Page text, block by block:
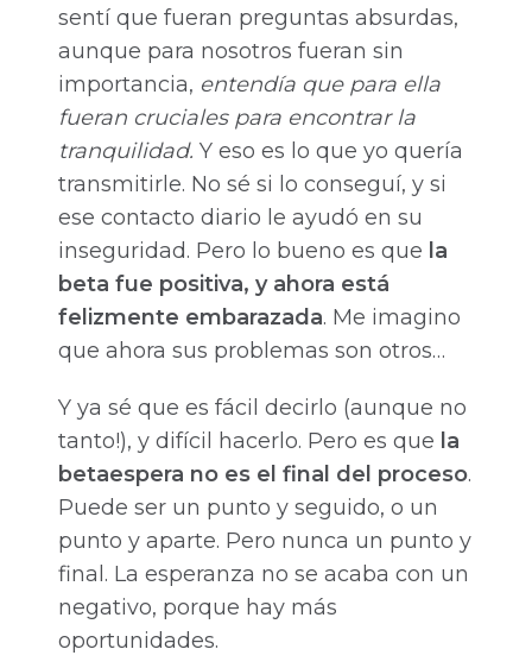
sentí que fueran preguntas absurdas,
aunque para nosotros fueran sin
importancia, entendía que para ella
fueran cruciales para encontrar la
tranquilidad. Y eso es lo que yo quería
transmitirle. No sé si lo conseguí, y si
ese contacto diario le ayudó en su
inseguridad. Pero lo bueno es que la
beta fue positiva, y ahora está
felizmente embarazada. Me imagino
que ahora sus problemas son otros…
Y ya sé que es fácil decirlo (aunque no
tanto!), y difícil hacerlo. Pero es que la
betaespera no es el final del proceso.
Puede ser un punto y seguido, o un
punto y aparte. Pero nunca un punto y
final. La esperanza no se acaba con un
negativo, porque hay más
oportunidades.